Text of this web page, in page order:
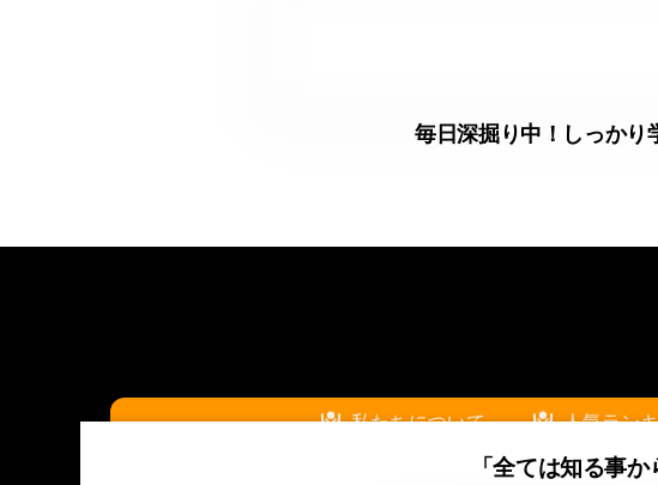
毎日深掘り中！しっかり
私たちについて 人気ラン
『結び～musubi～プロジェクト』 頑
「全ては知る事